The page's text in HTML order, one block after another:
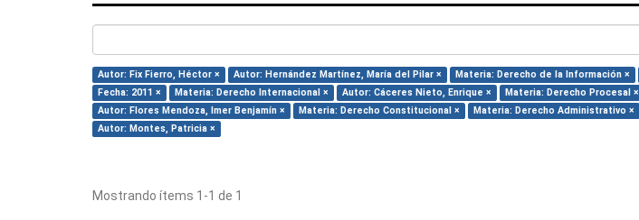
Autor: Fix Fierro, Héctor × Autor: Hernández Martínez, María del Pilar × Materia: Derecho de la Información ×
Fecha: 2011 ×
Materia: Derecho Internacional × Autor: Cáceres Nieto, Enrique × Materia: Derecho Procesal ×
Autor: Flores Mendoza, Imer Benjamín ×
Materia: Derecho Constitucional × Materia: Derecho Administrativo ×
Autor: Montes, Patricia ×
Mostrando ítems 1-1 de 1